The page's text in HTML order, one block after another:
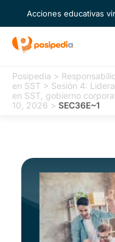
Acciones educativas
Posipedia >
en SST > Sesión 4:
en SST, gobierno
10, 2026 > SEC36E~1